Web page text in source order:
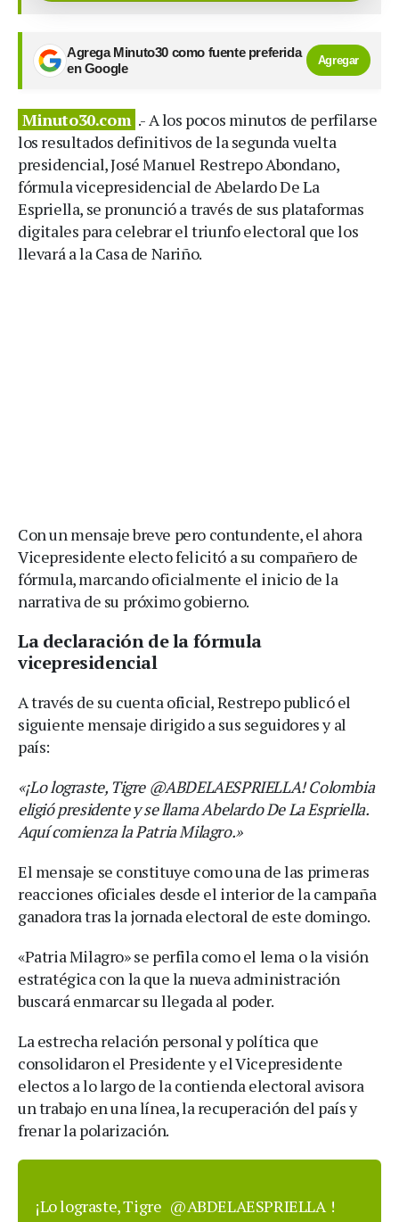
Agrega Minuto30 como fuente preferida
en Google
Agregar
Minuto30.com .- A los pocos minutos de perfilarse
los resultados definitivos de la segunda vuelta
presidencial, José Manuel Restrepo Abondano,
fórmula vicepresidencial de Abelardo De La
Espriella, se pronunció a través de sus plataformas
digitales para celebrar el triunfo electoral que los
llevará a la Casa de Nariño.
Con un mensaje breve pero contundente, el ahora
Vicepresidente electo felicitó a su compañero de
fórmula, marcando oficialmente el inicio de la
narrativa de su próximo gobierno.
La declaración de la fórmula
vicepresidencial
A través de su cuenta oficial, Restrepo publicó el
siguiente mensaje dirigido a sus seguidores y al
país:
«¡Lo lograste, Tigre @ABDELAESPRIELLA! Colombia
eligió presidente y se llama Abelardo De La Espriella.
Aquí comienza la Patria Milagro.»
El mensaje se constituye como una de las primeras
reacciones oficiales desde el interior de la campaña
ganadora tras la jornada electoral de este domingo.
«Patria Milagro» se perfila como el lema o la visión
estratégica con la que la nueva administración
buscará enmarcar su llegada al poder.
La estrecha relación personal y política que
consolidaron el Presidente y el Vicepresidente
electos a lo largo de la contienda electoral avisora
un trabajo en una línea, la recuperación del país y
frenar la polarización.
¡Lo lograste, Tigre @ABDELAESPRIELLA !